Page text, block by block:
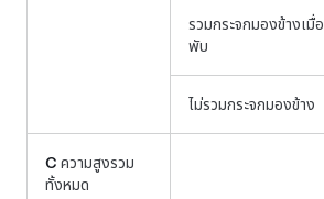
รวมกระจกมองข้างเมื่อ
พับ
ไม่รวมกระจกมองข้าง
C ความสูงรวม
ทั้งหมด